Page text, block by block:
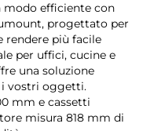
modo efficiente con
progettato per
rendere più facile
per uffici, cucine e
una soluzione
vostri oggetti.
mm e cassetti
misura 818 mm di